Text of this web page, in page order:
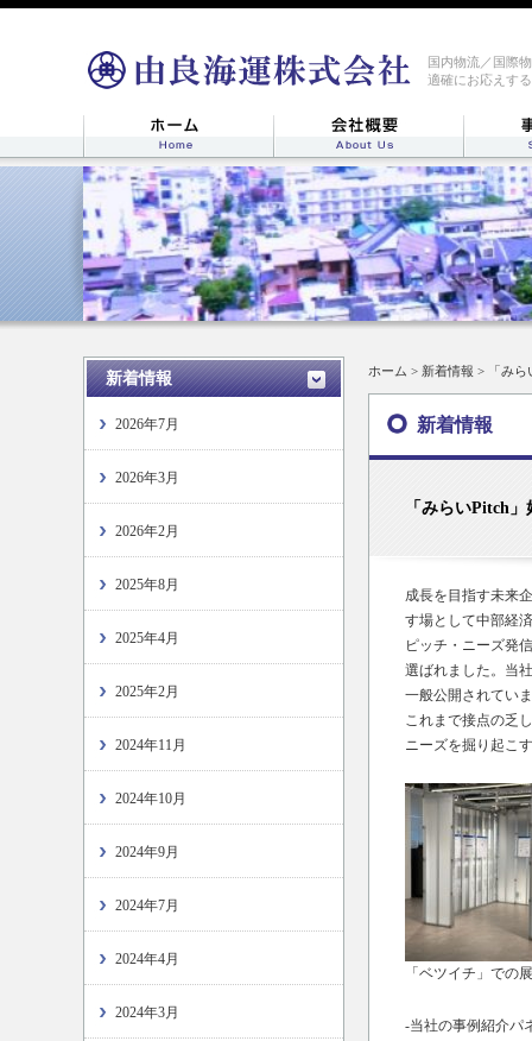
国内物流／国際
適確にお応えす
ホーム > 新着情報 > 「みら
新着情報
「みらいPitch
成長を目指す未来
す場として中部経
ピッチ・ニーズ発
選ばれました。当
一般公開されてい
これまで接点の乏
ニーズを掘り起こ
「ベツイチ」での
-当社の事例紹介パ
新着情報
2026年7月
2026年3月
2026年2月
2025年8月
2025年4月
2025年2月
2024年11月
2024年10月
2024年9月
2024年7月
2024年4月
2024年3月